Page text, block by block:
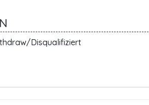
Disqualifiziert